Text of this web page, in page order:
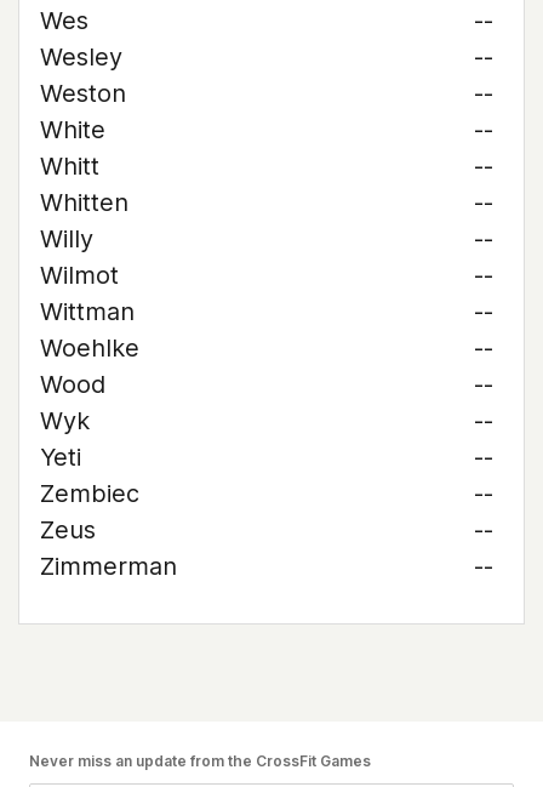
Wes
--
Wesley
--
Weston
--
White
--
Whitt
--
Whitten
--
Willy
--
Wilmot
--
Wittman
--
Woehlke
--
Wood
--
Wyk
--
Yeti
--
Zembiec
--
Zeus
--
Zimmerman
--
Never miss an update from the CrossFit Games